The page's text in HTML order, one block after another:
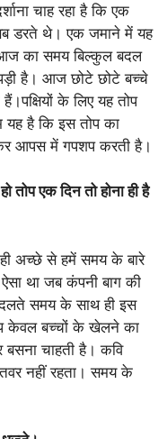
चाह रहा है कि एक
डरते थे। एक जमाने में यह
आज का समय बिल्कुल बदल
है। आज छोटे छोटे बच्चे
के लिए यह तोप
है कि इस तोप का
आपस में गपशप करती है।
तोप एक दिन तो होना ही है
अच्छे से हमें समय के बारे
था जब कंपनी बाग की
समय के साथ ही इस
केवल बच्चों के खेलने का
बसना चाहती है। कवि
नहीं रहता। समय के